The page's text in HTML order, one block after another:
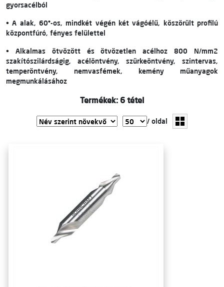
gyorsacélból
• A alak, 60°-os, mindkét végén két vágóélű, köszörült profilú
központfúró, fényes felülettel
• Alkalmas ötvözött és ötvözetlen acélhoz 800 N/mm2
szakítószilárdságig, acélöntvény, szürkeöntvény, szintervas,
temperöntvény, nemvasfémek, kemény műanyagok
megmunkálásához
Termékek: 6 tétel
/ oldal